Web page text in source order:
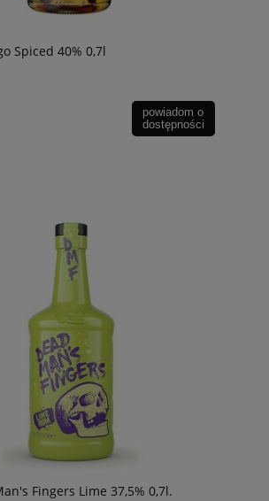
Spiced 40% 0,7l
powiadom o
dostępności
Fingers Lime 37,5% 0,7l.